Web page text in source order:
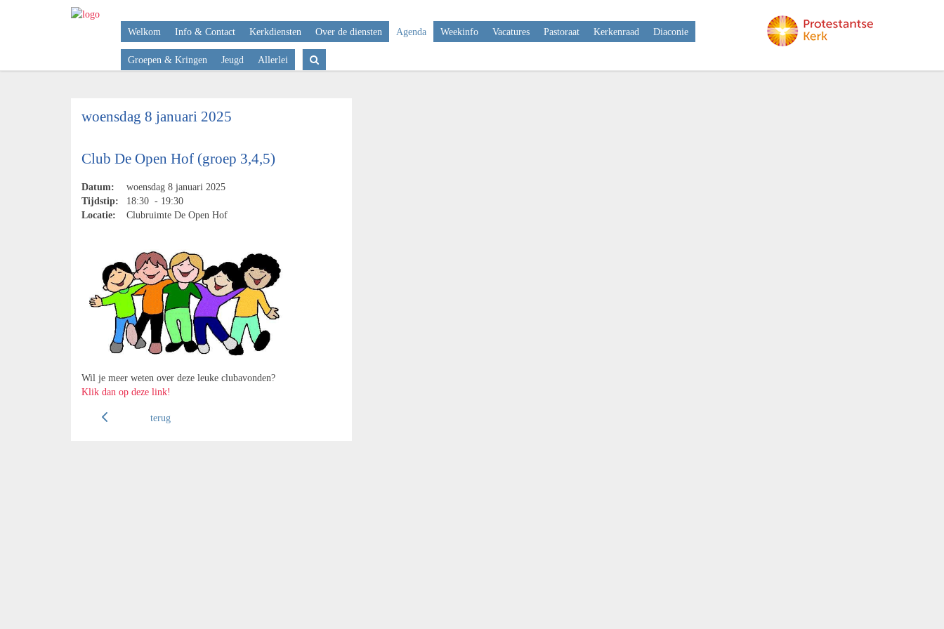
Welkom Info & Contact Kerkdiensten Over de diensten Agenda Weekinfo Vacatures Pastoraat Kerkenraad Diaconie
Groepen & Kringen Jeugd Allerlei
woensdag 8 januari 2025
Club De Open Hof (groep 3,4,5)
Datum:
woensdag 8 januari 2025
Tijdstip:
18:30 - 19:30
Locatie:
Clubruimte De Open Hof
Wil je meer weten over deze leuke clubavonden?
Klik dan op deze link!
terug